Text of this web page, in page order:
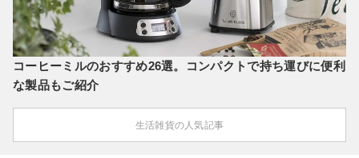
コーヒーミルのおすすめ26選。コンパクトで持ち運びに便利
な製品もご紹介
生活雑貨の人気記事